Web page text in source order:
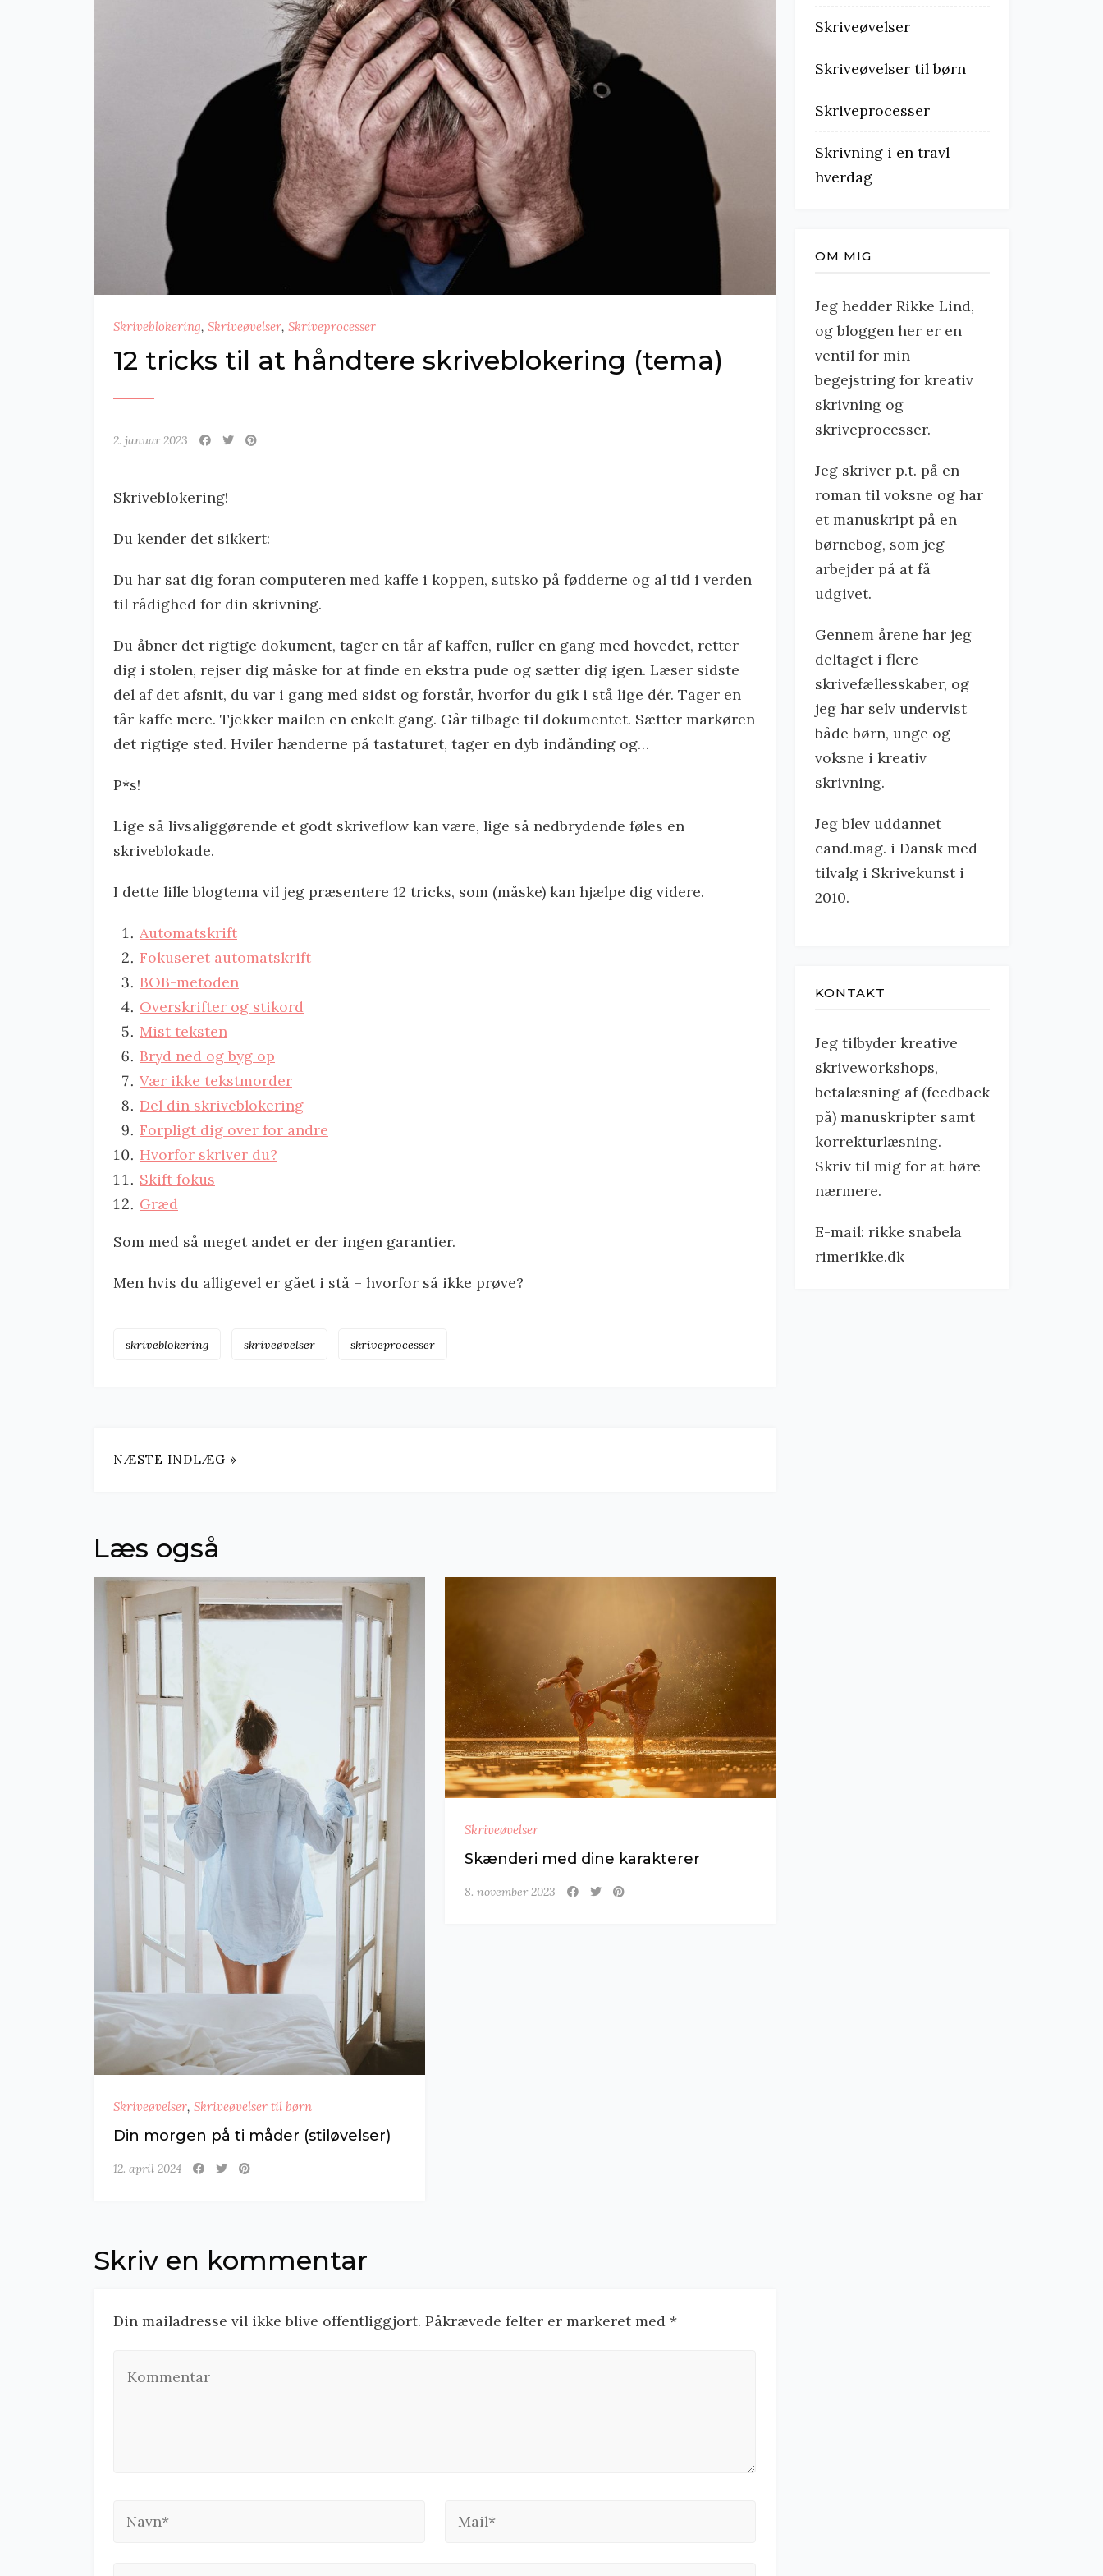
Skriveblokering, Skriveøvelser, Skriveprocesser
12 tricks til at håndtere skriveblokering (tema)
2. januar 2023
Skriveblokering!
Du kender det sikkert:
Du har sat dig foran computeren med kaffe i koppen, sutsko på fødderne og al tid i verden
til rådighed for din skrivning.
Du åbner det rigtige dokument, tager en tår af kaffen, ruller en gang med hovedet, retter
dig i stolen, rejser dig måske for at finde en ekstra pude og sætter dig igen. Læser sidste
del af det afsnit, du var i gang med sidst og forstår, hvorfor du gik i stå lige dér. Tager en
tår kaffe mere. Tjekker mailen en enkelt gang. Går tilbage til dokumentet. Sætter markøren
det rigtige sted. Hviler hænderne på tastaturet, tager en dyb indånding og…
P*s!
Lige så livsaliggørende et godt skriveflow kan være, lige så nedbrydende føles en
skriveblokade.
I dette lille blogtema vil jeg præsentere 12 tricks, som (måske) kan hjælpe dig videre.
Automatskrift
Fokuseret automatskrift
BOB-metoden
Overskrifter og stikord
Mist teksten
Bryd ned og byg op
Vær ikke tekstmorder
Del din skriveblokering
Forpligt dig over for andre
Hvorfor skriver du?
Skift fokus
Græd
Som med så meget andet er der ingen garantier.
Men hvis du alligevel er gået i stå – hvorfor så ikke prøve?
skriveblokering skriveøvelser skriveprocesser
NÆSTE INDLÆG »
Læs også
Skriveøvelser, Skriveøvelser til børn
Din morgen på ti måder (stiløvelser)
12. april 2024
Skriveøvelser
Skænderi med dine karakterer
8. november 2023
Skriv en kommentar
Din mailadresse vil ikke blive offentliggjort. Påkrævede felter er markeret med *
Skriveøvelser
Skriveøvelser til børn
Skriveprocesser
Skrivning i en travl
hverdag
OM MIG
Jeg hedder Rikke Lind,
og bloggen her er en
ventil for min
begejstring for kreativ
skrivning og
skriveprocesser.
Jeg skriver p.t. på en
roman til voksne og har
et manuskript på en
børnebog, som jeg
arbejder på at få
udgivet.
Gennem årene har jeg
deltaget i flere
skrivefællesskaber, og
jeg har selv undervist
både børn, unge og
voksne i kreativ
skrivning.
Jeg blev uddannet
cand.mag. i Dansk med
tilvalg i Skrivekunst i
2010.
KONTAKT
Jeg tilbyder kreative
skriveworkshops,
betalæsning af (feedback
på) manuskripter samt
korrekturlæsning.
Skriv til mig for at høre
nærmere.
E-mail: rikke snabela
rimerikke.dk